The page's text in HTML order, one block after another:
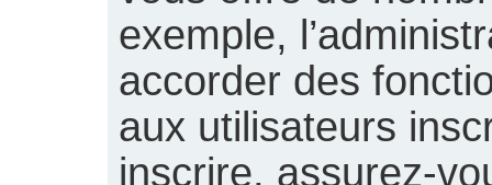
exemple,
accorder des
aux utilisateurs
inscrire, assurez-